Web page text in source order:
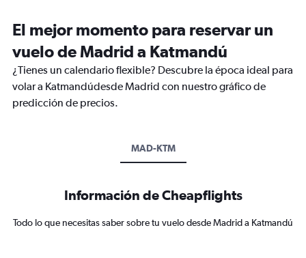
El mejor momento para reservar un
vuelo de Madrid a Katmandú
¿Tienes un calendario flexible? Descubre la época ideal para
volar a Katmandúdesde Madrid con nuestro gráfico de
predicción de precios.
MAD-KTM
Información de Cheapflights
Todo lo que necesitas saber sobre tu vuelo desde Madrid a Katmandú